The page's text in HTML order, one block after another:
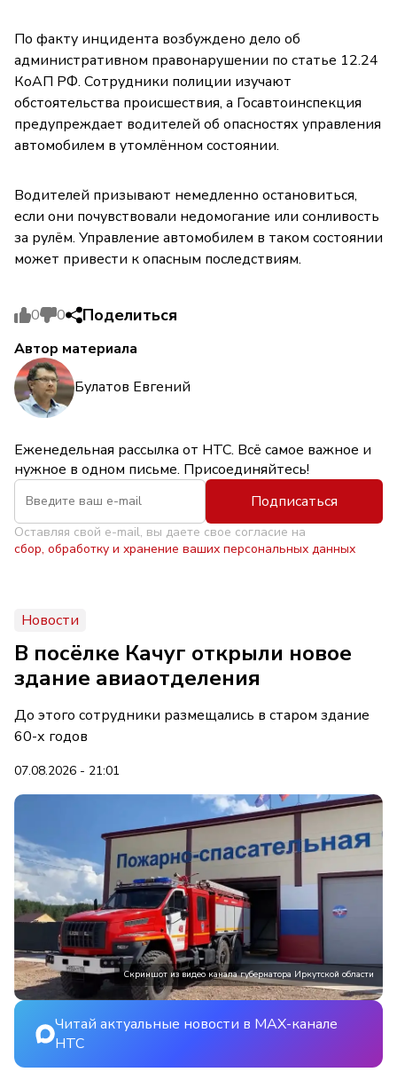
По факту инцидента возбуждено дело об
административном правонарушении по статье 12.24
КоАП РФ. Сотрудники полиции изучают
обстоятельства происшествия, а Госавтоинспекция
предупреждает водителей об опасностях управления
автомобилем в утомлённом состоянии.
Водителей призывают немедленно остановиться,
если они почувствовали недомогание или сонливость
за рулём. Управление автомобилем в таком состоянии
может привести к опасным последствиям.
0 0 Поделиться
Автор материала
Булатов Евгений
Еженедельная рассылка от НТС. Всё самое важное и
нужное в одном письме. Присоединяйтесь!
Подписаться
Оставляя свой e-mail, вы даете свое согласие на
сбор, обработку и хранение ваших персональных данных
Новости
В посёлке Качуг открыли новое
здание авиаотделения
До этого сотрудники размещались в старом здание
60-х годов
07.08.2026 - 21:01
Скриншот из видео канала губернатора Иркутской области
Читай актуальные новости в MAX-канале
НТС